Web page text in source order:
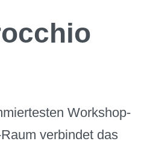
Workshop-
verbindet das